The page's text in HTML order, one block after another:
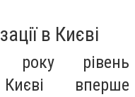
в Києві
рівень
вперше